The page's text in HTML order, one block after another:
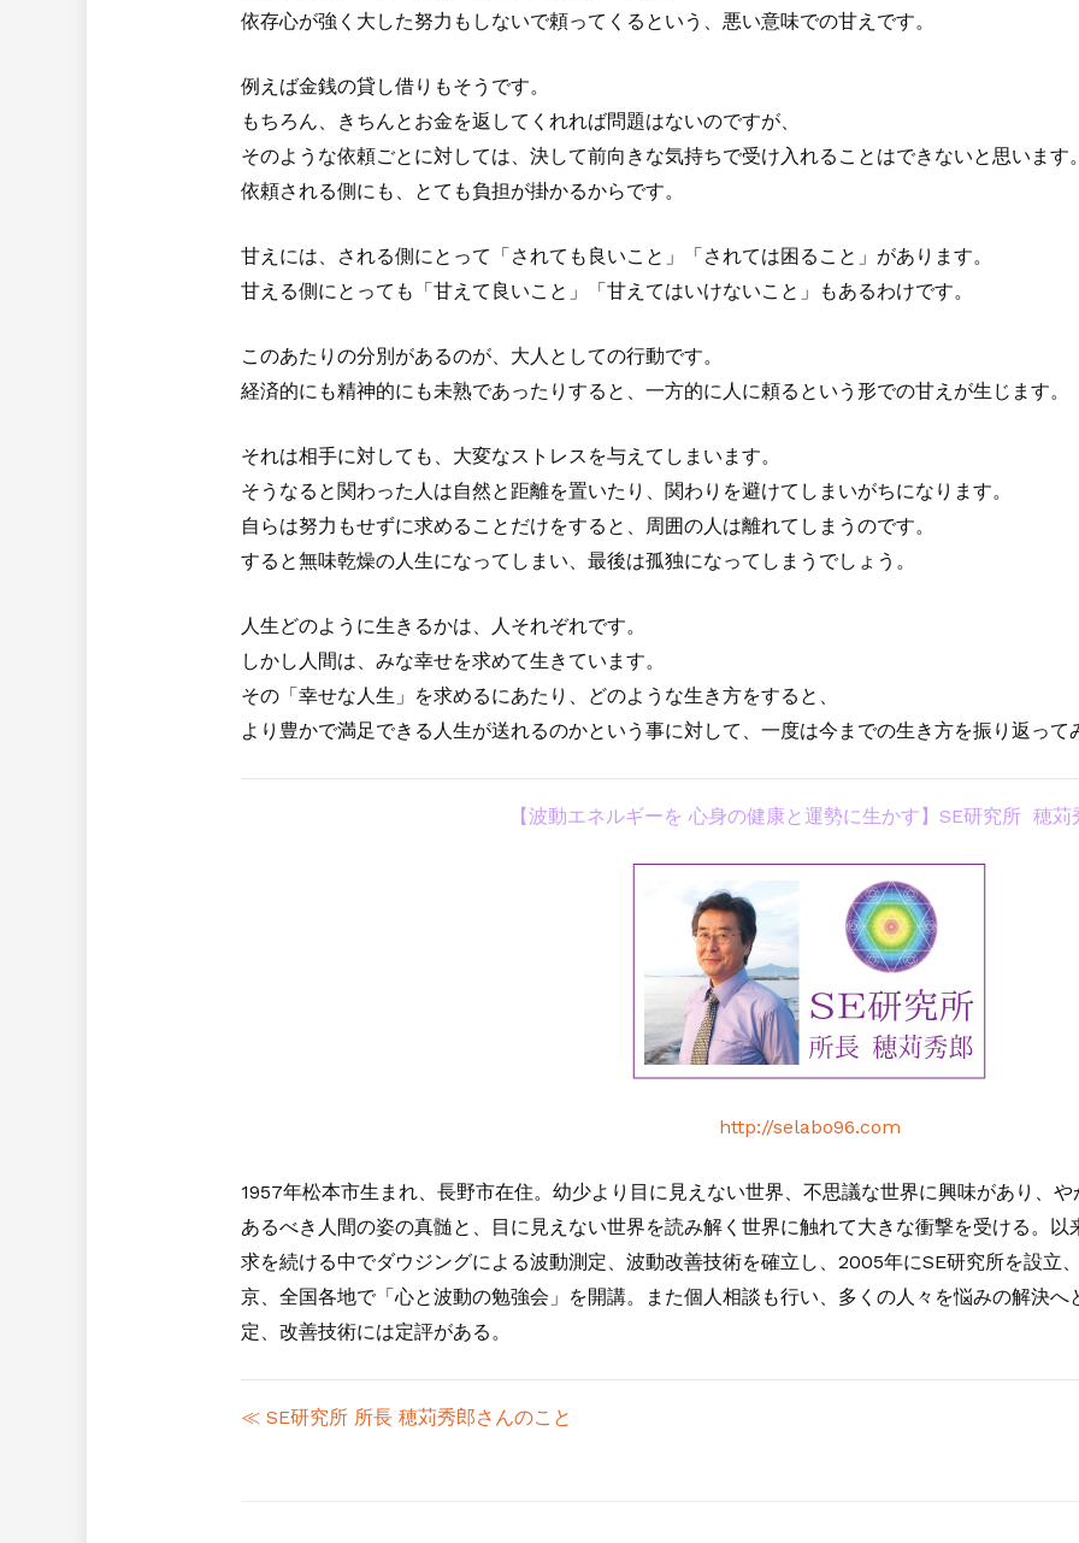
依存心が強く大した努力もしないで頼ってくるという、悪い意味での甘えです。
例えば金銭の貸し借りもそうです。
もちろん、きちんとお金を返してくれれば問題はないのですが、
そのような依頼ごとに対しては、決して前向きな気持ちで受け入れることはできないと思います
依頼される側にも、とても負担が掛かるからです。
甘えには、される側にとって「されても良いこと」「されては困ること」があります。
甘える側にとっても「甘えて良いこと」「甘えてはいけないこと」もあるわけです。
このあたりの分別があるのが、大人としての行動です。
経済的にも精神的にも未熟であったりすると、一方的に人に頼るという形での甘えが生じます。
それは相手に対しても、大変なストレスを与えてしまいます。
そうなると関わった人は自然と距離を置いたり、関わりを避けてしまいがちになります。
自らは努力もせずに求めることだけをすると、周囲の人は離れてしまうのです。
すると無味乾燥の人生になってしまい、最後は孤独になってしまうでしょう。
人生どのように生きるかは、人それぞれです。
しかし人間は、みな幸せを求めて生きています。
その「幸せな人生」を求めるにあたり、どのような生き方をすると、
より豊かで満足できる人生が送れるのかという事に対して、一度は今までの生き方を振り返っ
【波動エネルギーを 心身の健康と運勢に生かす】 SE研究所 穂苅
http://selabo96.com
1957年松本市生まれ、長野市在住。幼少より目に見えない世界、不思議な世界に興味があり、
あるべき人間の姿の真髄と、目に見えない世界を読み解く世界に触れて大きな衝撃を受ける。
求を続ける中でダウジングによる波動測定、波動改善技術を確立し、2005年にSE研究所を設立
京、全国各地で「心と波動の勉強会」を開講。また個人相談も行い、多くの人々を悩みの解決
定、改善技術には定評がある。
≪ SE研究所 所長 穂苅秀郎さんのこと